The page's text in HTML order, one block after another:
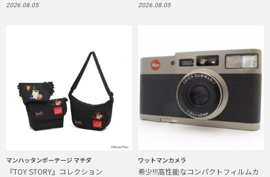
2026.08.05 2026.08.05
マンハッタンポーテージ マチダ
『TOY STORY』コレクション
ワットマンカメラ
希少!!!高性能なコンパクトフィルムカ